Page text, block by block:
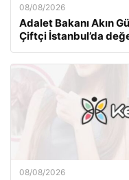
08/08/2026
Adalet Bakanı Akın
Çiftçi İstanbul’da
08/08/2026